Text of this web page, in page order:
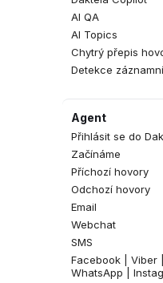
AI QA
AI Topics
Chytrý přepis
Detekce
Agent
Přihlásit se do
Začínáme
Příchozí hovory
Odchozí hovory
Email
Webchat
SMS
Facebook | Viber |
WhatsApp |